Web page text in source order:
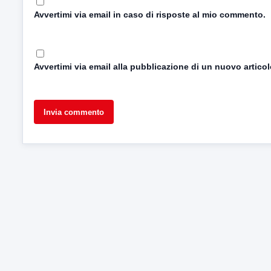
Avvertimi via email in caso di risposte al mio commento.
Avvertimi via email alla pubblicazione di un nuovo